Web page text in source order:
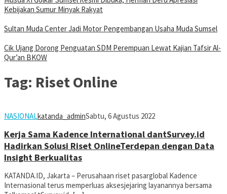
Kebijakan Sumur Minyak Rakyat
Sultan Muda Center Jadi Motor Pengembangan Usaha Muda Sumsel
Cik Ujang Dorong Penguatan SDM Perempuan Lewat Kajian Tafsir Al-
Qur’an BKOW
Tag: Riset Online
NASIONALkatanda_adminSabtu, 6 Agustus 2022
Kerja Sama Kadence International dantSurvey.id
Hadirkan Solusi Riset OnlineTerdepan dengan Data
Insight Berkualitas
KATANDA.ID, Jakarta – Perusahaan riset pasarglobal Kadence
Internasional terus memperluas aksesjejaring layanannya bersama